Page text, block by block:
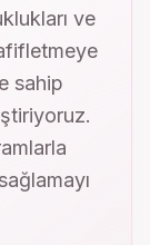
ve
sahip